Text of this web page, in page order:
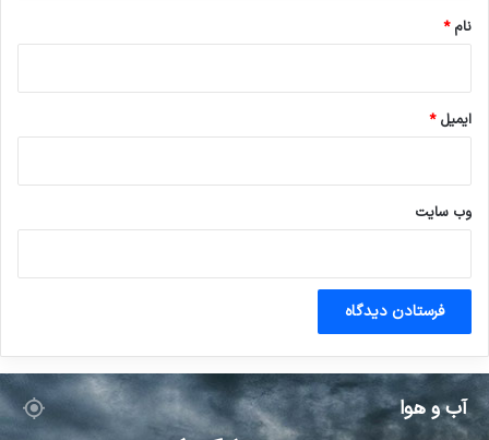
نام*
ایمیل*
وب‌ سایت
آب و هوا